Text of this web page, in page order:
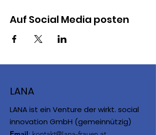
Auf Social Media posten
LANA
LANA ist ein Venture der wirkt. social
innovation GmbH (gemeinnützig)